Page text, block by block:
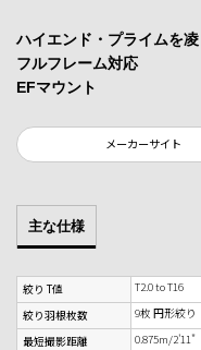
ハイエンド・プライムを
フルフレーム対応
EFマウント
メーカーサイト
主な仕様
絞り T値
T2.0 to T16
絞り羽根枚数
9枚 円形絞り
最短撮影距離
0.875m/2'11"